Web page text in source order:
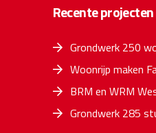
Recente projecten
Grondwerk 250
Woonrijp maken
BRM en WRM
Grondwerk 285